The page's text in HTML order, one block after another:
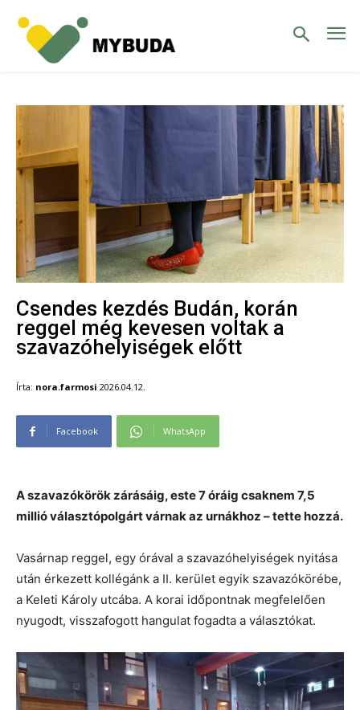
Csendes kezdés Budán, korán
reggel még kevesen voltak a
szavazóhelyiségek előtt
Írta: nora.farmosi 2026.04.12.
Facebook WhatsApp
A szavazókörök zárásáig, este 7 óráig csaknem 7,5
millió választópolgárt várnak az urnákhoz – tette hozzá.
Vasárnap reggel, egy órával a szavazóhelyiségek nyitása
után érkezett kollégánk a II. kerület egyik szavazókörébe,
a Keleti Károly utcába. A korai időpontnak megfelelően
nyugodt, visszafogott hangulat fogadta a választókat.